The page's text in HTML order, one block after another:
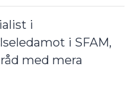
i
i SFAM,
med mera